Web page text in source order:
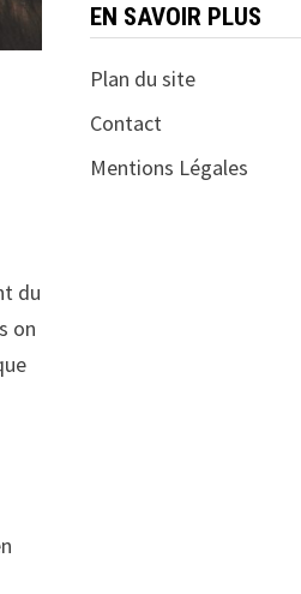
du
on
EN SAVOIR PLUS
Plan du site
Contact
Mentions Légales